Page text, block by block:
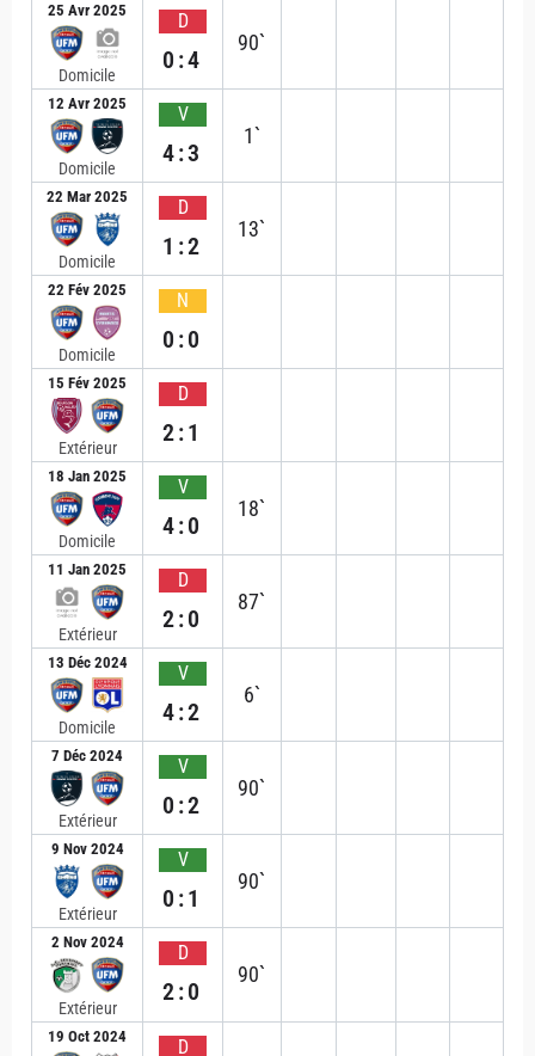
25 Avr 2025
Domicile
D
0:4
90`
12 Avr 2025
Domicile
V
4:3
1`
22 Mar 2025
Domicile
D
1:2
13`
22 Fév 2025
Domicile
N
0:0
15 Fév 2025
Extérieur
D
2:1
18 Jan 2025
Domicile
V
4:0
18`
11 Jan 2025
Extérieur
D
2:0
87`
13 Déc 2024
Domicile
V
4:2
6`
7 Déc 2024
Extérieur
V
0:2
90`
9 Nov 2024
Extérieur
V
0:1
90`
2 Nov 2024
Extérieur
D
2:0
90`
19 Oct 2024 D